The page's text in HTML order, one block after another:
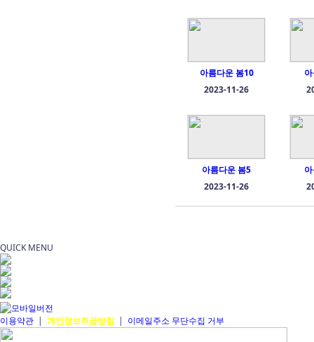
아름다운 봄10
2023-11-26
아름다운 봄5
2023-11-26
QUICK MENU
이용약관 | 개인정보취급방침 | 이메일주소 무단수집 거부